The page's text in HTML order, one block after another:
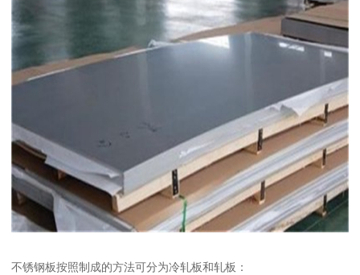
不锈钢板按照制成的方法可分为冷轧板和轧板：